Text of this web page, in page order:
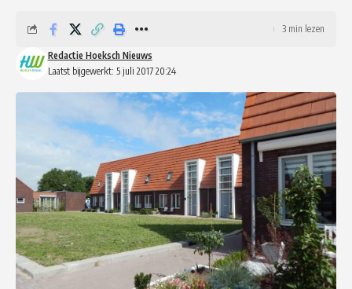
Laatst bijgewerkt: 5 juli 2017 20:24
Redactie Hoeksch Nieuws
3 min lezen